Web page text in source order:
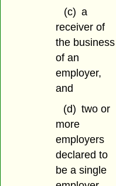
(c) a
receiver of
the business
of an
employer,
and
(d) two or
more
employers
declared to
be a single